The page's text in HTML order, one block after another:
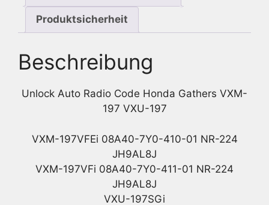
Produktsicherheit
Beschreibung
Unlock Auto Radio Code Honda Gathers VXM-
197 VXU-197
VXM-197VFEi 08A40-7Y0-410-01 NR-224
JH9AL8J
VXM-197VFi 08A40-7Y0-411-01 NR-224
JH9AL8J
VXU-197SGi